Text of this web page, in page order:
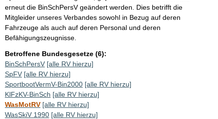
erneut die BinSchPersV geändert werden. Dies betrifft die
Mitgleider unseres Verbandes sowohl in Bezug auf deren
Fahrzeuge als auch auf deren Personal und deren
Befähigungszeugnisse.
Betroffene Bundesgesetze (6):
BinSchPersV [alle RV hierzu]
SpFV [alle RV hierzu]
SportbootVermV-Bin2000 [alle RV hierzu]
KlFzKV-BinSch [alle RV hierzu]
WasMotRV [alle RV hierzu]
WasSkiV 1990 [alle RV hierzu]